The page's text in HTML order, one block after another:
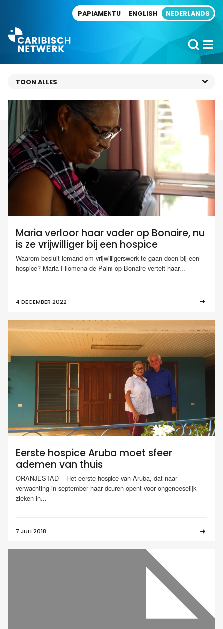
PAPIAMENTU ENGLISH NEDERLANDS
Maria verloor haar vader op Bonaire, nu
is ze vrijwilliger bij een hospice
Waarom besluit iemand om vrijwilligerswerk te gaan doen bij een
hospice? Maria Filomena de Palm op Bonaire vertelt haar...
4 DECEMBER 2022
Eerste hospice Aruba moet sfeer
ademen van thuis
ORANJESTAD – Het eerste hospice van Aruba, dat naar
verwachting in september haar deuren opent voor ongeneeselijk
zieken in...
7 JULI 2018